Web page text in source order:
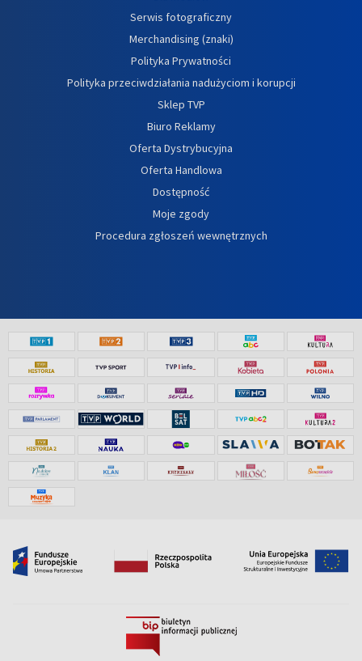
Serwis fotograficzny
Merchandising (znaki)
Polityka Prywatności
Polityka przeciwdziałania nadużyciom i korupcji
Sklep TVP
Biuro Reklamy
Oferta Dystrybucyjna
Oferta Handlowa
Dostępność
Moje zgody
Procedura zgłoszeń wewnętrznych